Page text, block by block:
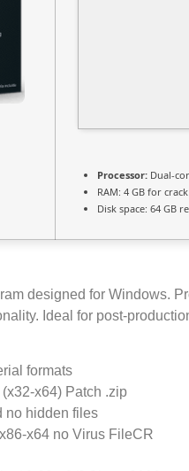
Processor: Dual-
RAM: 4 GB for
Disk space: 64 GB
designed for Windows.
Ideal for post-
formats
x64) Patch .zip
no hidden files
x64 no Virus FileCR